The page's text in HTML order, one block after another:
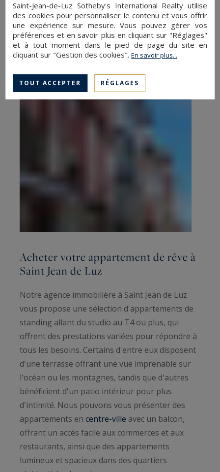
Acheter votre appartement de rêve à
Saint Jean de Luz
Notre agence immobilière à Saint Jean de Luz
vous propose une sélection d'appartements de
standing allant du studio au T4 ou plus, qui
offrent des prestations variées pour répondre à
tous les besoins. Certains d'entre eux disposent
d'une terrasse offrant une vue imprenable sur
l'océan ou les montagnes, tandis que d'autres
bénéficient d'un patio intérieur pour plus
d'intimité. Nous pouvons vous présenter des
appartements en centre-ville avec un balcon,
offrant un accès facile aux commerces et aux
restaurants, ainsi que des appartements
lumineux et spacieux dans des quartiers
Saint-Jean-de-Luz Sotheby's International Realty utilise
des cookies pour personnaliser le contenu et vous offrir
une expérience sur mesure. Vous pouvez gérer vos
préférences et en savoir plus en cliquant sur "Réglages"
et à tout moment dans le pied de page du site en
cliquant sur "Gestion des cookies".En savoir plus...
TOUT ACCEPTER RÉGLAGES